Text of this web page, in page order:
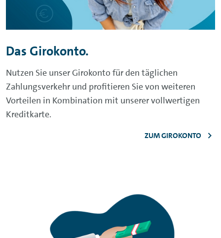
Das Girokonto.
Nutzen Sie unser Girokonto für den täglichen
Zahlungsverkehr und profitieren Sie von weiteren
Vorteilen in Kombination mit unserer vollwertigen
Kreditkarte.
ZUM GIROKONTO